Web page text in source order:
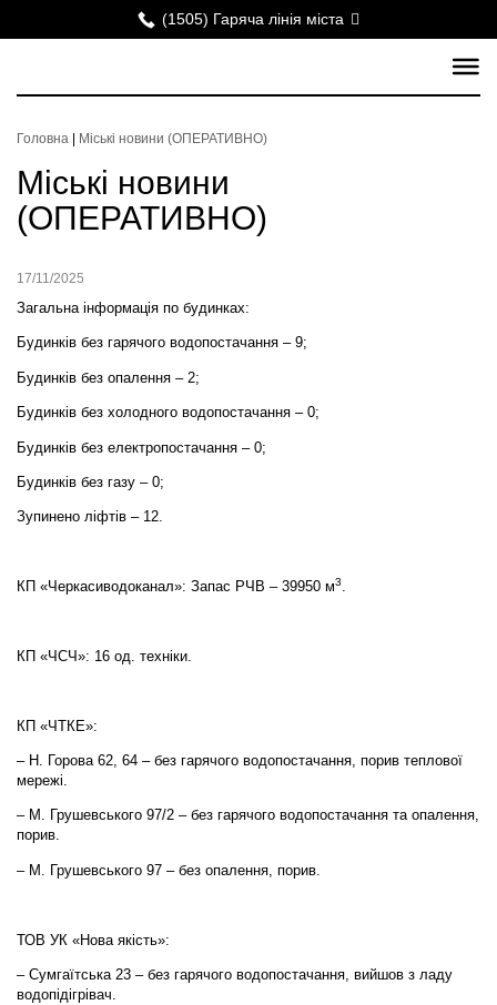
(1505) Гаряча лінія міста
Головна Міські новини (ОПЕРАТИВНО)
Міські новини
(ОПЕРАТИВНО)
17/11/2025
Загальна інформація по будинках:
Будинків без гарячого водопостачання – 9;
Будинків без опалення – 2;
Будинків без холодного водопостачання – 0;
Будинків без електропостачання – 0;
Будинків без газу – 0;
Зупинено ліфтів – 12.
КП «Черкасиводоканал»: Запас РЧВ – 39950 м3.
КП «ЧСЧ»: 16 од. техніки.
КП «ЧТКЕ»:
– Н. Горова 62, 64 – без гарячого водопостачання, порив теплової
мережі.
– М. Грушевського 97/2 – без гарячого водопостачання та опалення,
порив.
– М. Грушевського 97 – без опалення, порив.
ТОВ УК «Нова якість»:
– Сумгаїтська 23 – без гарячого водопостачання, вийшов з ладу
водопідігрівач.